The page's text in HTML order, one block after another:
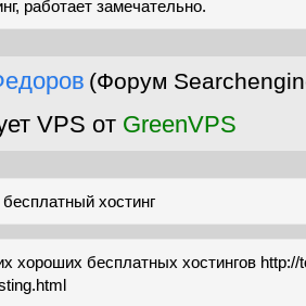
работает замечательно.
(Форум
VPS от GreenVPS
хостинг
хороших бесплатных хостингов